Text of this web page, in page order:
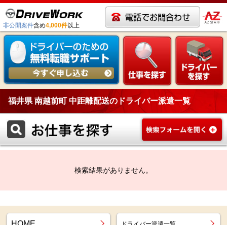
非公開案件含め4,000件以上
福井県 南越前町 中距離配送のドライバー派遣一覧
検索結果がありません。